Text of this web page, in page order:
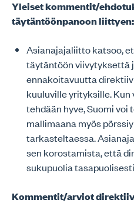
Yleiset kommentit/
täytäntöönpanoon liittyen:
Asianajajaliitto katsoo,
täytäntöön viivytyksettä
ennakoitavuutta
kuuluville yrityksille.
tehdään hyve, Suomi voi
mallimaana myös
tarkasteltaessa.
sen korostamista, että
sukupuolia
Kommentit/arviot